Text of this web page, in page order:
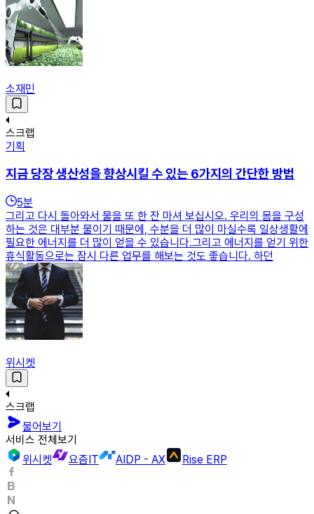
소재민
스크랩
기획
지금 당장 생산성을 향상시킬 수 있는 6가지의 간단한 방법
5분
그리고 다시 돌아와서 물을 또 한 잔 마셔 보십시오. 우리의 몸을 구성
하는 것은 대부분 물이기 때문에, 수분을 더 많이 마실수록 일상생활에
필요한 에너지를 더 많이 얻을 수 있습니다.그리고 에너지를 얻기 위한
휴식활동으로는 잠시 다른 업무를 해보는 것도 좋습니다. 하던
위시켓
스크랩
물어보기
서비스 전체보기
위시켓
요즘IT AIDP - AX Rise ERP